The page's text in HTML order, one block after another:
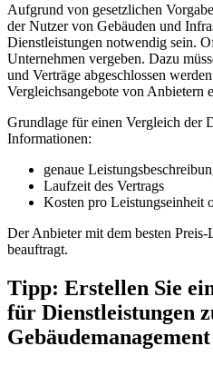
Aufgrund von gesetzlichen
der Nutzer von Gebäuden und
Dienstleistungen notwendig sein.
Unternehmen vergeben. Dazu
und Verträge abgeschlossen
Vergleichsangebote von Anbietern
Grundlage für einen Vergleich der
Informationen:
genaue
Laufzeit des Vertrags
Kosten pro Leistungseinheit
Der Anbieter mit dem besten
beauftragt.
Tipp: Erstellen Sie
für Dienstleistungen
Gebäudemanagement